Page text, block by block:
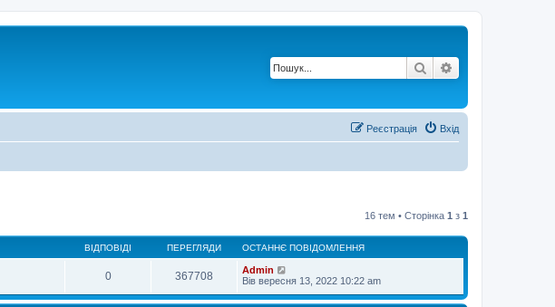
Пошук
Вхід
Реєстрація
16 тем • Сторінка 1 з 1
ВІДПОВІДІ ПЕРЕГЛЯДИ ОСТАННЄ ПОВІДОМЛЕННЯ
0 367708
Admin
Вів вересня 13, 2022 10:22 am